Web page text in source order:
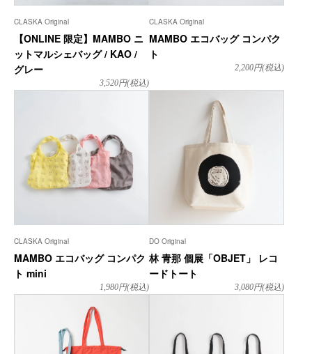
CLASKA Original
【ONLINE 限定】MAMBO ニ
ットマルシェバッグ / KAO /
グレー
3,520円(税込)
CLASKA Original
MAMBO エコバッグ コンパク
ト
2,200円(税込)
CLASKA Original
MAMBO エコバッグ コンパク
ト mini
1,980円(税込)
DO Original
林 青那 個展「OBJET」 レコ
ードトート
3,080円(税込)